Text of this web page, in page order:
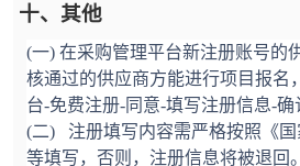
十、其他
(一) 在采购管理平台新注册账号的
核通过的供应商方能进行项目报名
台-免费注册-同意-填写注册信息-
(二) 注册填写内容需严格按照《
等填写，否则，注册信息将被退回。